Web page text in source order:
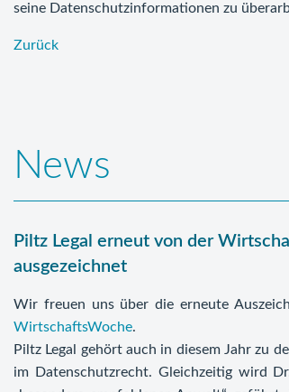
seine Datenschutzinformationen zu
Zurück
News
Piltz Legal erneut von der
ausgezeichnet
Wir freuen uns über die erneute
WirtschaftsWoche.
Piltz Legal gehört auch in diesem Jahr zu
im Datenschutzrecht. Gleichzeitig wird